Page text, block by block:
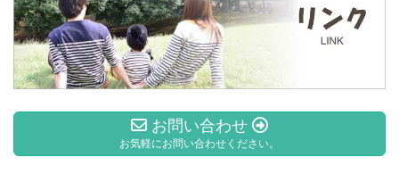
お問い合わせ
お気軽にお問い合わせください。